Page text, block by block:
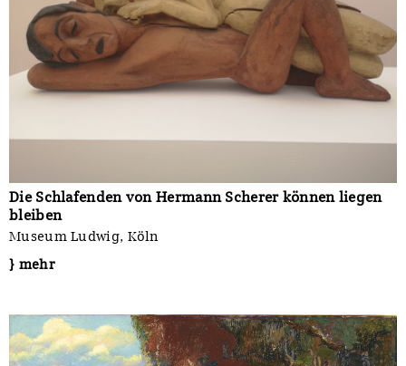
Die Schlafenden von Hermann Scherer können liegen
bleiben
Museum Ludwig, Köln
} mehr